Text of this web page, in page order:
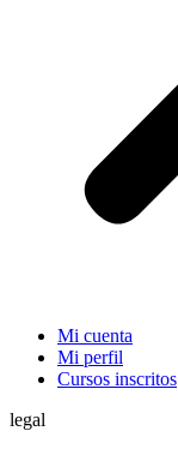
Mi cuenta
Mi perfil
Cursos inscritos
legal